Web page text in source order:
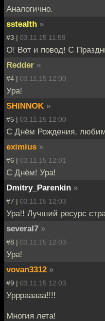
Аналогично.
sstealth »
#3 | 03.11.15 11:59
О! Вот и повод! С
Redder »
#4 | 03.11.15 12:00
Ура!
SHINNOK »
#5 | 03.11.15 12:00
С Днём Рождения,
eximius »
#6 | 03.11.15 12:01
С Днём! Ура!
Dmitry_Parenkin »
#7 | 03.11.15 12:03
Ура!! Лучший ресурс
several7 »
#8 | 03.11.15 12:03
Ура!
vovan3312 »
#9 | 03.11.15 12:03
Урррааааа!!!!
Многия лета!